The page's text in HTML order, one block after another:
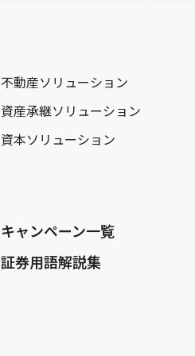
不動産ソリューション
資産承継ソリューション
資本ソリューション
キャンペーン一覧
証券用語解説集